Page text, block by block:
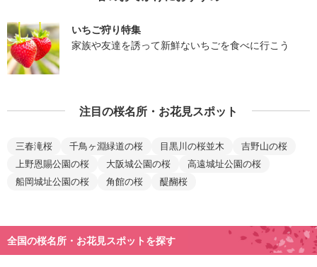
いちご狩り特集
家族や友達を誘って新鮮ないちごを食べに行こう
注目の桜名所・お花見スポット
三春滝桜 千鳥ヶ淵緑道の桜 目黒川の桜並木
吉野山の桜
上野恩賜公園の桜
大阪城公園の桜
高遠城址公園の桜
船岡城址公園の桜
角館の桜 醍醐桜
全国の桜名所・お花見スポットを探す